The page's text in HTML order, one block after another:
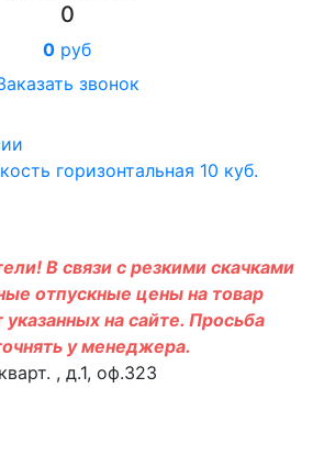
0
0 руб
звонок
В связи с резкими скачками
отпускные цены на товар
указанных на сайте. Просьба
у менеджера.
, д.1, оф.323